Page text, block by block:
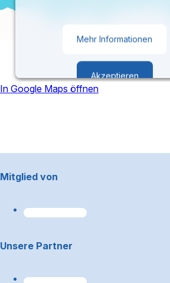
Mehr Informationen
Akzeptieren
In Google Maps öffnen
Footerbereich
Mitglied von
Unsere Partner